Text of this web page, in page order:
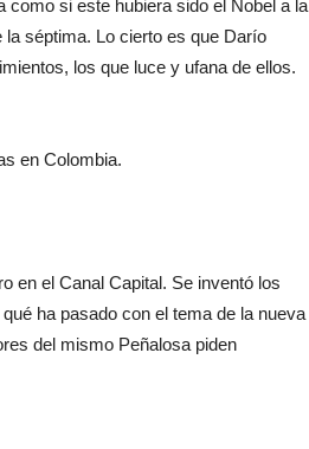
si este hubiera sido el Nobel a la
séptima. Lo cierto es que Darío
los que luce y ufana de ellos.
en Colombia.
en el Canal Capital. Se inventó los
ha pasado con el tema de la nueva
del mismo Peñalosa piden